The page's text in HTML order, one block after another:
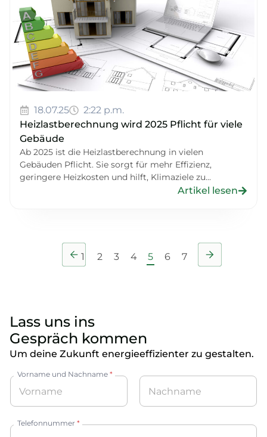
18.07.25
2:22 p.m.
Heizlastberechnung wird 2025 Pflicht für viele
Gebäude
Ab 2025 ist die Heizlastberechnung in vielen
Gebäuden Pflicht. Sie sorgt für mehr Effizienz,
geringere Heizkosten und hilft, Klimaziele zu...
Artikel lesen
1 2 3 4 5 6 7
Lass uns ins
Gespräch kommen
Um deine Zukunft energieeffizienter zu gestalten.
Vorname und Nachname *
Vorname
Nachname
Telefonnummer *